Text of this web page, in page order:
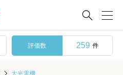

評価数 259 件
大光電機